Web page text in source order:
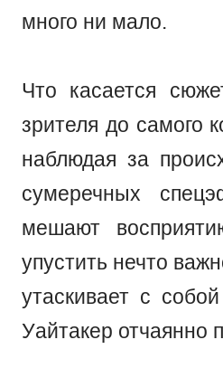
много ни мало.
Что касается
зрителя до самого
наблюдая за
сумеречных
мешают
упустить нечто
утаскивает с
Уайтакер отчаянно